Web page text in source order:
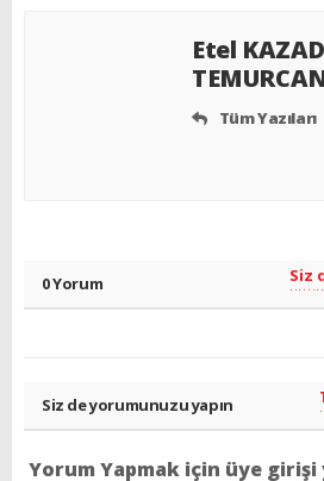
Etel
Tüm Yazıları
0 Yorum Siz
Siz de yorumunuzu yapın
Yorum Yapmak için üye girişi